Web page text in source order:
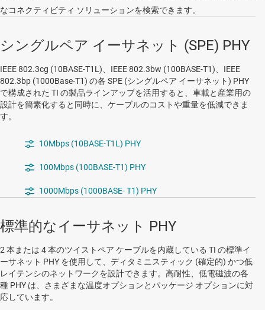
なコネクティビティ ソリューションを検索できます。
シングルペア イーサネット (SPE) PHY
IEEE 802.3cg (10BASE-T1L)、IEEE 802.3bw (100BASE-T1)、IEEE
802.3bp (1000Base-T1) の各 SPE (シングルペア イーサネット) PHY
で構成された TI の製品ラインアップを活用すると、車載と産業用の
設計を簡素化すると同時に、ケーブルのコストや重量を低減できま
す。
10Mbps (10BASE-T1L) PHY
100Mbps (100BASE-T1) PHY
1000Mbps (1000BASE- T1) PHY
標準的なイーサネット PHY
2 本または 4 本のツイストペア ケーブルを内蔵している TI の標準イ
ーサネット PHY を使用して、ディタミニスティック (確定的) かつ低
レイテンシのネットワークを設計できます。高耐性、低電磁波の各
種 PHY は、さまざまな温度オプションとパッケージ オプションに対
応しています。